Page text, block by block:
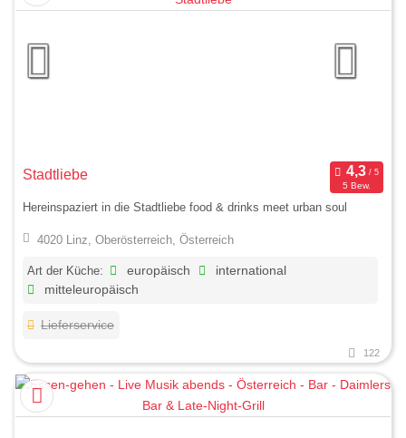
Stadtliebe
5 Bew.
Hereinspaziert in die Stadtliebe food & drinks meet urban soul
4020 Linz, Oberösterreich, Österreich
Art der Küche: europäisch
international
mitteleuropäisch
Lieferservice
122